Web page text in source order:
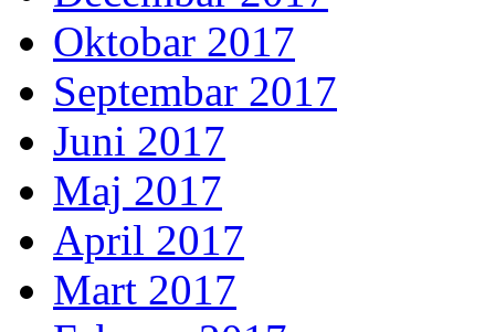
Oktobar 2017
Septembar 2017
Juni 2017
Maj 2017
April 2017
Mart 2017